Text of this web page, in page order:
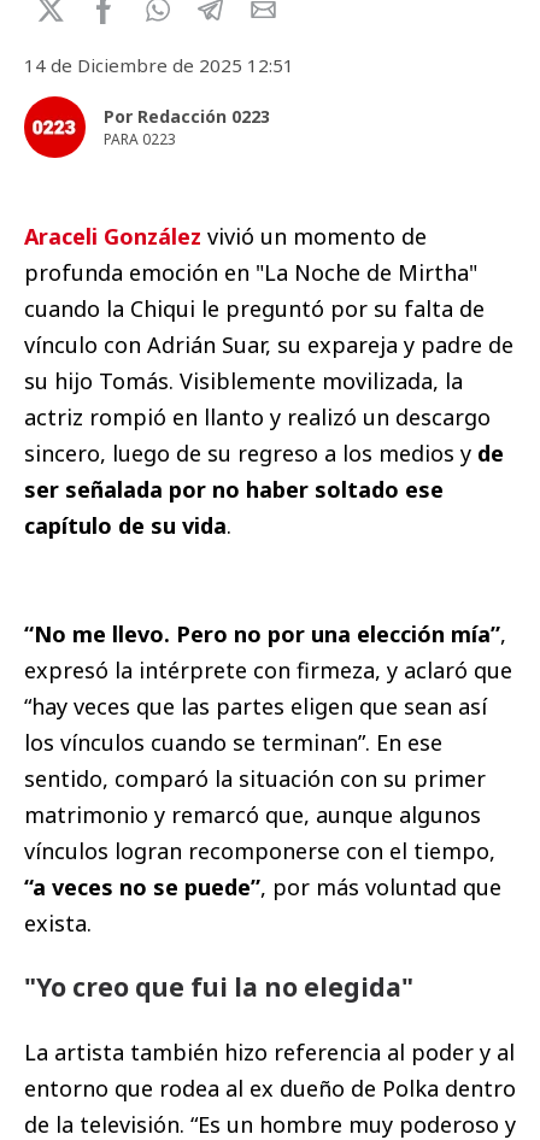
14 de Diciembre de 2025 12:51
Por Redacción 0223
PARA 0223
Araceli González vivió un momento de
profunda emoción en "La Noche de Mirtha"
cuando la Chiqui le preguntó por su falta de
vínculo con Adrián Suar, su expareja y padre de
su hijo Tomás. Visiblemente movilizada, la
actriz rompió en llanto y realizó un descargo
sincero, luego de su regreso a los medios y de
ser señalada por no haber soltado ese
capítulo de su vida.
“No me llevo. Pero no por una elección mía”,
expresó la intérprete con firmeza, y aclaró que
“hay veces que las partes eligen que sean así
los vínculos cuando se terminan”. En ese
sentido, comparó la situación con su primer
matrimonio y remarcó que, aunque algunos
vínculos logran recomponerse con el tiempo,
“a veces no se puede”, por más voluntad que
exista.
"Yo creo que fui la no elegida"
La artista también hizo referencia al poder y al
entorno que rodea al ex dueño de Polka dentro
de la televisión. “Es un hombre muy poderoso y